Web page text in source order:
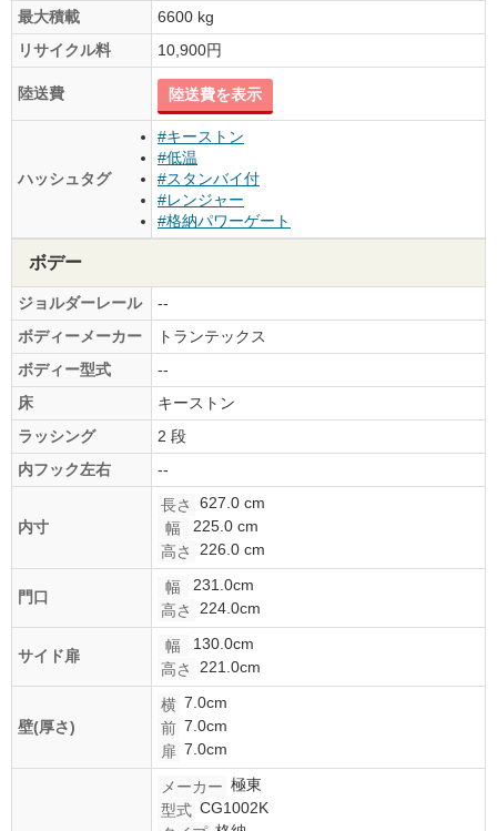
最大積載
6600 kg
リサイクル料
10,900円
陸送費 陸送費を表示
ハッシュタグ
#キーストン
#低温
#スタンバイ付
#レンジャー
#格納パワーゲート
ボデー
ジョルダーレール
--
ボディーメーカー
トランテックス
ボディー型式
--
床
キーストン
ラッシング
2 段
内フック左右
--
内寸
長さ
627.0 cm
幅
225.0 cm
高さ
226.0 cm
門口
幅
231.0cm
高さ
224.0cm
サイド扉
幅
130.0cm
高さ
221.0cm
壁(厚さ)
横 7.0cm
前 7.0cm
扉 7.0cm
メーカー 極東
型式 CG1002K